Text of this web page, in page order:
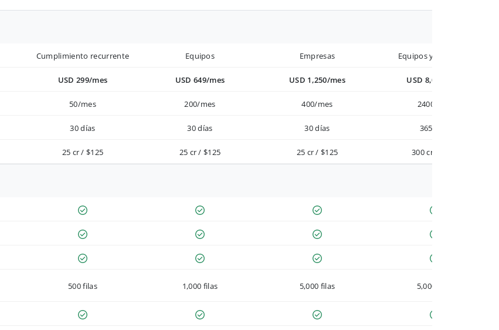
Cumplimiento recurrente Equipos Empresas Equipos y Empresas
USD 299/mes USD 649/mes USD 1,250/mes USD 8,000/año
50/mes 200/mes 400/mes 2400/año
30 días 30 días 30 días 365 días
25 cr / $125 25 cr / $125 25 cr / $125 300 cr / $900
500 filas 1,000 filas 5,000 filas 5,000 filas